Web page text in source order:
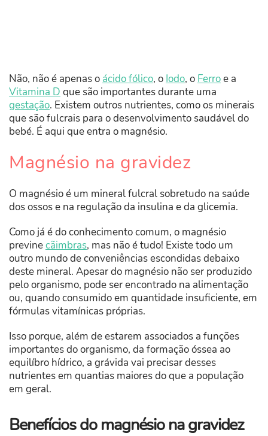
Não, não é apenas o ácido fólico, o Iodo, o Ferroe a
Vitamina D que são importantes durante uma
gestação. Existem outros nutrientes, como os minerais
que são fulcrais para o desenvolvimento saudável do
bebé. É aqui que entra o magnésio.
Magnésio na gravidez
O magnésio é um mineral fulcral sobretudo na saúde
dos ossos e na regulação da insulina e da glicemia.
Como já é do conhecimento comum, o magnésio
previnecãimbras, mas não é tudo! Existe todo um
outro mundo de conveniências escondidas debaixo
deste mineral. Apesar do magnésio não ser produzido
pelo organismo, pode ser encontrado na alimentação
ou, quando consumido em quantidade insuficiente, em
fórmulas vitamínicas próprias.
Isso porque, além de estarem associados a funções
importantes do organismo, da formação óssea ao
equilíbro hídrico, a grávida vai precisar desses
nutrientes em quantias maiores do que a população
em geral.
Benefícios do magnésio na gravidez